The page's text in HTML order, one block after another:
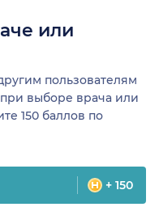
или
пользователям
выборе врача или
150 баллов по
+ 150